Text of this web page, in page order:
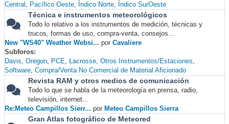
Central
Pacífico Oeste Índico Norte Índico SurOeste
Técnica e instrumentos meteorológicos
Todo lo relativo a los instrumentos de medición, técnicas y
trucos, formas de uso, compra-venta, consejos...
New "WS40" Weather Websi... por Cavaliere
Subforos
Davis Oregon PCE Lacrosse Otros Instrumentos/Estaciones
Software Compra/Venta No Comercial de Material Aficionado
Revista RAM y otros medios de comunicación
Todo lo que se habla de la meteorología en prensa, radio,
televisión, internet...
Re:Meteo Campillos Sierr... por Meteo Campillos Sierra
Gran Atlas fotográfico de Meteored